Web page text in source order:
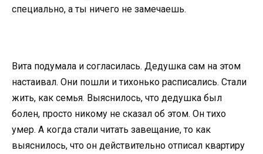
специально, а ты ничего не замечаешь.
Вита подумала и согласилась. Дедушка сам на этом
настаивал. Они пошли и тихонько расписались. Стали
жить, как семья. Выяснилось, что дедушка был
болен, просто никому не сказал об этом. Он тихо
умер. А когда стали читать завещание, то как
выяснилось, что он действительно отписал квартиру